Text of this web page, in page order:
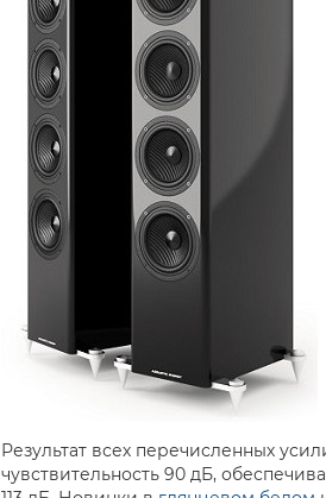
Результат всех перечисленных
чувствительность 90 дБ,